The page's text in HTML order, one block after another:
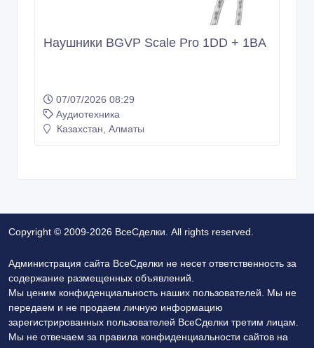
Наушники BGVP Scale Pro 1DD + 1BA
07/07/2026 08:29
Аудиотехника
Казахстан, Алматы
Copyright © 2009-2026 ВсеСделки. All rights reserved.
Администрация сайта ВсеСделки не несет ответственность за
содержание размещенных объявлений.
Мы ценим конфиденциальность наших пользователей. Мы не
передаем и не продаем личную информацию
зарегистрированных пользователей ВсеСделки третим лицам.
Мы не отвечаем за правила конфиденциальности сайтов на